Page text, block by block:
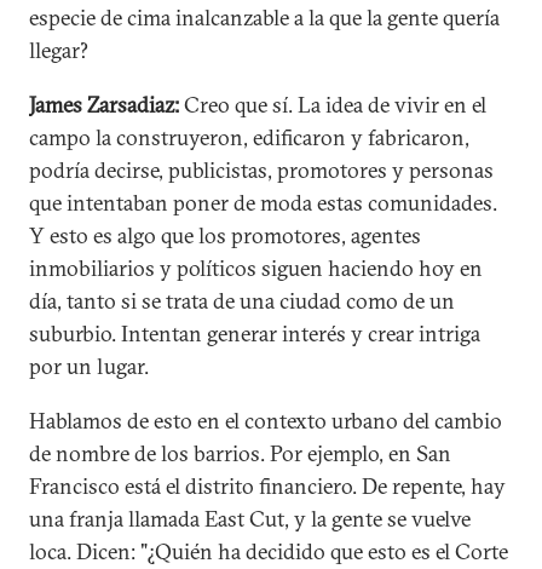
especie de cima inalcanzable a la que la gente quería
llegar?
James Zarsadiaz:Creo que sí. La idea de vivir en el
campo la construyeron, edificaron y fabricaron,
podría decirse, publicistas, promotores y personas
que intentaban poner de moda estas comunidades.
Y esto es algo que los promotores, agentes
inmobiliarios y políticos siguen haciendo hoy en
día, tanto si se trata de una ciudad como de un
suburbio. Intentan generar interés y crear intriga
por un lugar.
Hablamos de esto en el contexto urbano del cambio
de nombre de los barrios. Por ejemplo, en San
Francisco está el distrito financiero. De repente, hay
una franja llamada East Cut, y la gente se vuelve
loca. Dicen: "¿Quién ha decidido que esto es el Corte